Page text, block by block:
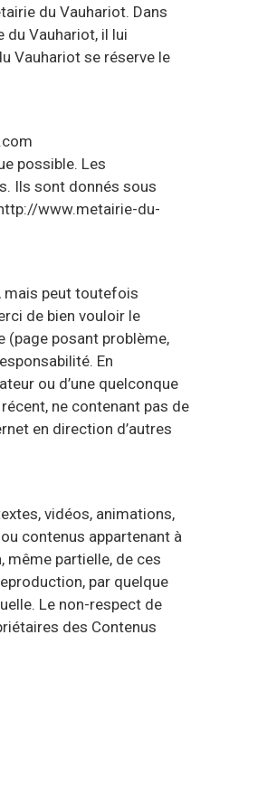
du Vauhariot. Dans
du Vauhariot, il lui
Vauhariot se réserve le
possible. Les
Ils sont donnés sous
www.metairie-du-
mais peut toutefois
de bien vouloir le
(page posant problème,
En
ou d’une quelconque
ne contenant pas de
en direction d’autres
vidéos, animations,
contenus appartenant à
partielle, de ces
par quelque
Le non-respect de
des Contenus